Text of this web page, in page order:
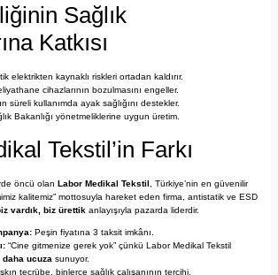
Sağlık
Katkısı
elektrikten kaynaklı riskleri ortadan kaldırır.
cihazlarının bozulmasını engeller.
süreli kullanımda ayak sağlığını destekler.
Bakanlığı yönetmeliklerine uygun üretim.
Tekstil’in Farkı
öncü olan Labor Medikal Tekstil , Türkiye’nin en güvenilir
kalitemiz” mottosuyla hareket eden firma, antistatik ve ESD
vardık, biz ürettik anlayışıyla pazarda liderdir.
Peşin fiyatına 3 taksit imkânı.
“Cine gitmenize gerek yok” çünkü Labor Medikal Tekstil
ucuza sunuyor.
tecrübe, binlerce sağlık çalışanının tercihi.